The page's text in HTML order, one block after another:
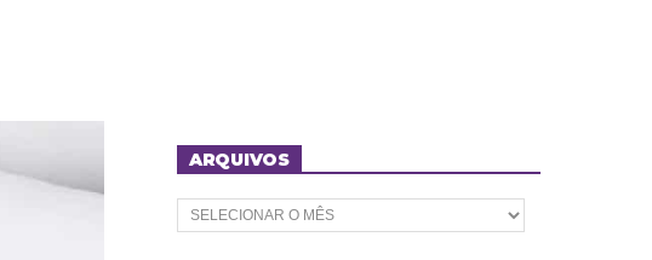
ARQUIVOS
A
r